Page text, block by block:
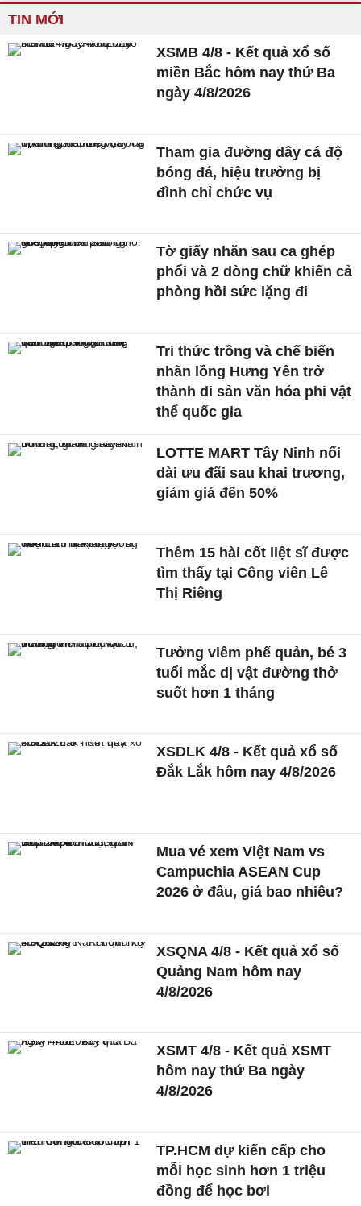
TIN MỚI
XSMB 4/8 - Kết quả xổ số
miền Bắc hôm nay thứ Ba
ngày 4/8/2026
Tham gia đường dây cá độ
bóng đá, hiệu trưởng bị
đình chỉ chức vụ
Tờ giấy nhăn sau ca ghép
phổi và 2 dòng chữ khiến cả
phòng hồi sức lặng đi
Tri thức trồng và chế biến
nhãn lồng Hưng Yên trở
thành di sản văn hóa phi vật
thể quốc gia
LOTTE MART Tây Ninh nối
dài ưu đãi sau khai trương,
giảm giá đến 50%
Thêm 15 hài cốt liệt sĩ được
tìm thấy tại Công viên Lê
Thị Riêng
Tưởng viêm phế quản, bé 3
tuổi mắc dị vật đường thở
suốt hơn 1 tháng
XSDLK 4/8 - Kết quả xổ số
Đắk Lắk hôm nay 4/8/2026
Mua vé xem Việt Nam vs
Campuchia ASEAN Cup
2026 ở đâu, giá bao nhiêu?
XSQNA 4/8 - Kết quả xổ số
Quảng Nam hôm nay
4/8/2026
XSMT 4/8 - Kết quả XSMT
hôm nay thứ Ba ngày
4/8/2026
TP.HCM dự kiến cấp cho
mỗi học sinh hơn 1 triệu
đồng để học bơi